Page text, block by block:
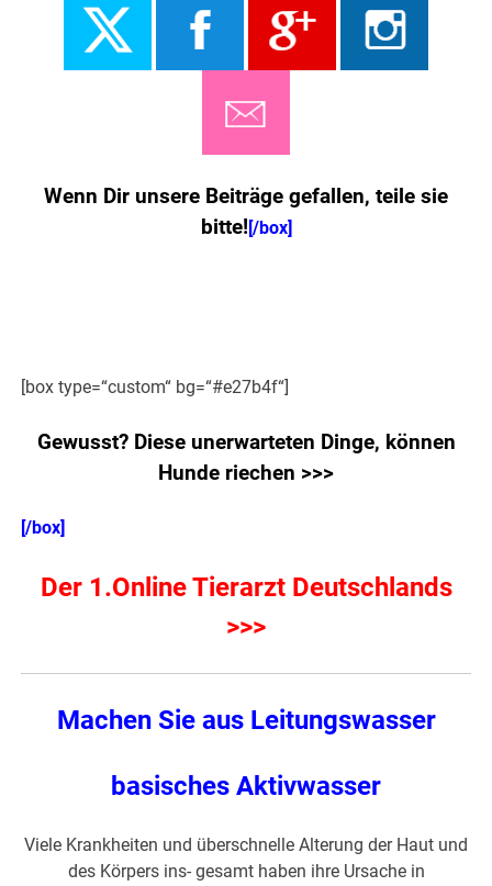
Wenn Dir unsere Beiträge gefallen, teile sie
bitte! [/box]
[box type=“custom“ bg=“#e27b4f“]
Gewusst? Diese unerwarteten Dinge, können
Hunde riechen >>>
[/box]
Der 1.Online Tierarzt Deutschlands
>>>
Machen Sie aus Leitungswasser
basisches Aktivwasser
Viele Krankheiten und überschnelle Alterung der Haut und
des Körpers ins- gesamt haben ihre Ursache in